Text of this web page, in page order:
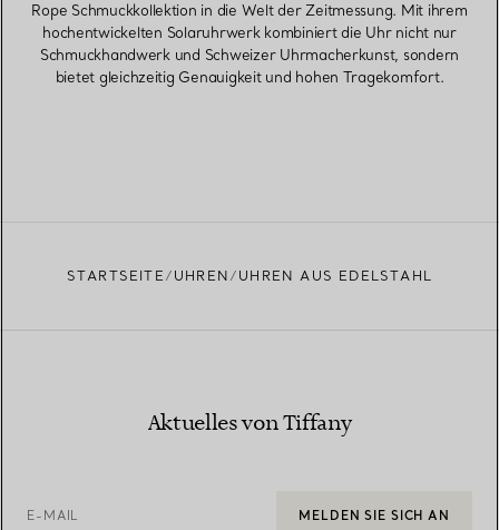
Rope Schmuckkollektion in die Welt der Zeitmessung. Mit ihrem
hochentwickelten Solaruhrwerk kombiniert die Uhr nicht nur
Schmuckhandwerk und Schweizer Uhrmacherkunst, sondern
bietet gleichzeitig Genauigkeit und hohen Tragekomfort.
STARTSEITE UHREN UHREN AUS EDELSTAHL
Aktuelles von Tiffany
E-MAIL MELDEN SIE SICH AN